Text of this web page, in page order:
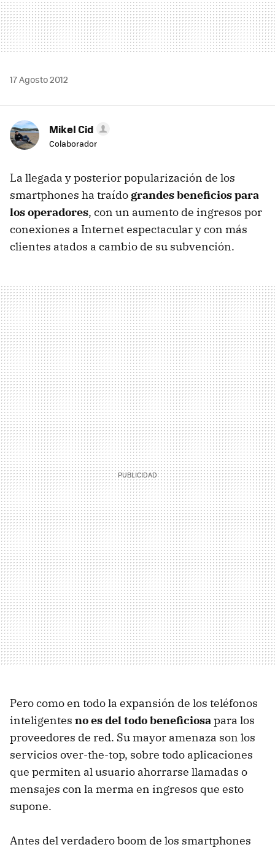
17 Agosto 2012
Mikel Cid
Colaborador
La llegada y posterior popularización de los
smartphones ha traído grandes beneficios para
los operadores, con un aumento de ingresos por
conexiones a Internet espectacular y con más
clientes atados a cambio de su subvención.
Pero como en todo la expansión de los teléfonos
inteligentes no es del todo beneficiosapara los
proveedores de red. Su mayor amenaza son los
servicios over-the-top, sobre todo aplicaciones
que permiten al usuario ahorrarse llamadas o
mensajes con la merma en ingresos que esto
supone.
Antes del verdadero boom de los smartphones